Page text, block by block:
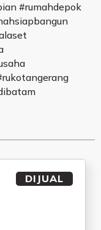
#rumahdepok
DIJUAL